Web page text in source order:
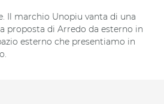
Il marchio Unopiu vanta di una
proposta di Arredo da esterno in
esterno che presentiamo in